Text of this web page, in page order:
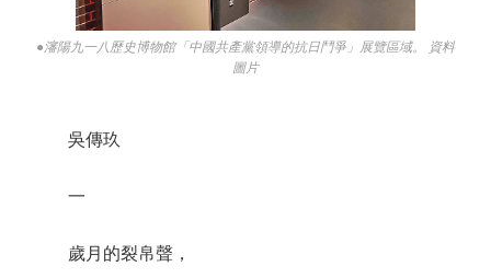
●瀋陽九一八歷史博物館「中國共產黨領導的抗日鬥爭」展覽區域。 資料
圖片
吳傳玖
一
歲月的裂帛聲，